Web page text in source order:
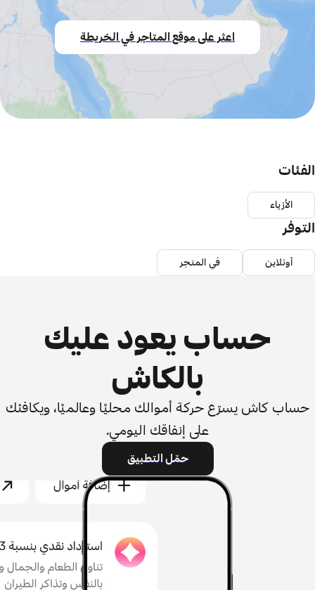
اعثر على موقع المتاجر في الخريطة
الفئات
الأزياء
التوفر
أونلاين في المتجر
حساب يعود عليك
بالكاش
حساب كاش يسرّع حركة أموالك محليًا وعالميًا، ويكافئك
على إنفاقك اليومي.
حمّل التطبيق